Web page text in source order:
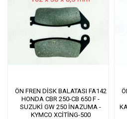
ÖN FREN DİSK BALATASI FA142
HONDA CBR 250-CB 650 F -
SUZUKİ GW 250 İNAZUMA -
KYMCO XCİTİNG-500